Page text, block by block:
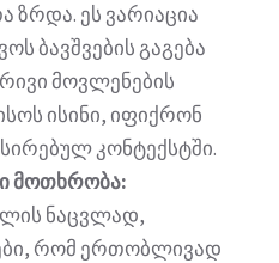
ზრდა. ეს ვარიაცია
ბავშვების გაგება
მოვლენების
ისინი, იფიქრონ
კონტექსტში.
მოთხრობა:
ნაცვლად,
რომ ერთობლივად